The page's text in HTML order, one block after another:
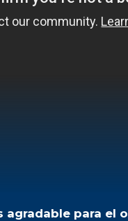
agradable para el